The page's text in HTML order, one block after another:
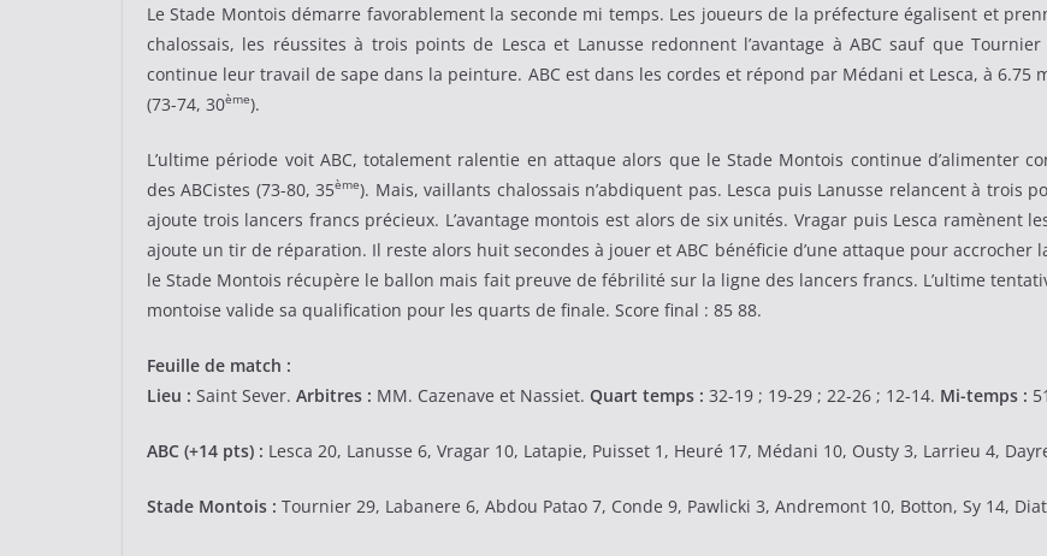
Le Stade Montois démarre favorablement la seconde mi temps. Les joueurs de la préfecture égalisent et
chalossais, les réussites à trois points de Lesca et Lanusse redonnent l’avantage à ABC sauf que
continue leur travail de sape dans la peinture. ABC est dans les cordes et répond par Médani et Lesca, à
(73-74, 30ème).
L’ultime période voit ABC, totalement ralentie en attaque alors que le Stade Montois continue d’alimenter
des ABCistes (73-80, 35ème). Mais, vaillants chalossais n’abdiquent pas. Lesca puis Lanusse relancent à trois
ajoute trois lancers francs précieux. L’avantage montois est alors de six unités. Vragar puis Lesca ramènent
ajoute un tir de réparation. Il reste alors huit secondes à jouer et ABC bénéficie d’une attaque pour accrocher
le Stade Montois récupère le ballon mais fait preuve de fébrilité sur la ligne des lancers francs. L’ultime
montoise valide sa qualification pour les quarts de finale. Score final : 85 88.
Feuille de match :
Lieu : Saint Sever. Arbitres : MM. Cazenave et Nassiet. Quart temps : 32-19 ; 19-29 ; 22-26 ; 12-14. Mi-temps :
ABC (+14 pts) : Lesca 20, Lanusse 6, Vragar 10, Latapie, Puisset 1, Heuré 17, Médani 10, Ousty 3, Larrieu 4,
Stade Montois : Tournier 29, Labanere 6, Abdou Patao 7, Conde 9, Pawlicki 3, Andremont 10, Botton, Sy 14,